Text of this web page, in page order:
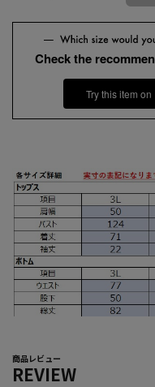
Check the
Try this item on
商品レビュー
REVIEW